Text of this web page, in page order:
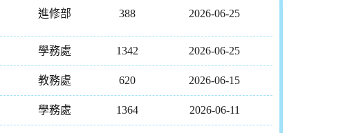
進修部 388 2026-06-25
學務處 1342 2026-06-25
教務處 620 2026-06-15
學務處 1364 2026-06-11